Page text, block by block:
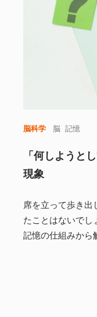
脳科学 脳 記憶
「何しようと
現象
席を立って歩き
たことはないでし
記憶の仕組みから